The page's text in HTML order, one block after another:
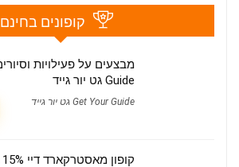
קופונים בחינם
Guide גט יור גייד
Get Your Guide גט יור גייד